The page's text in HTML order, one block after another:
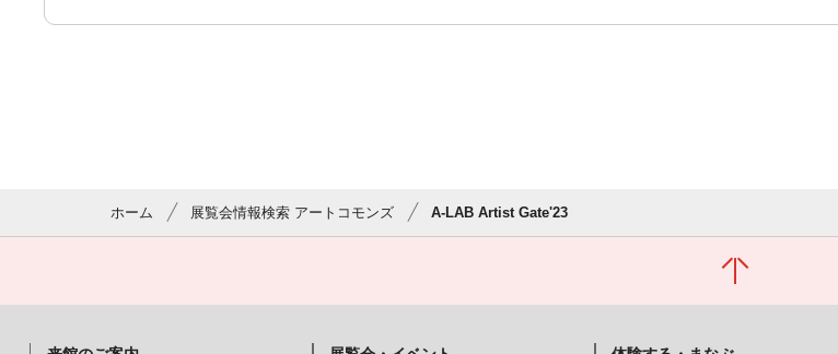
ホーム 展覧会情報検索 アートコモンズ A-LAB Artist Gate'23